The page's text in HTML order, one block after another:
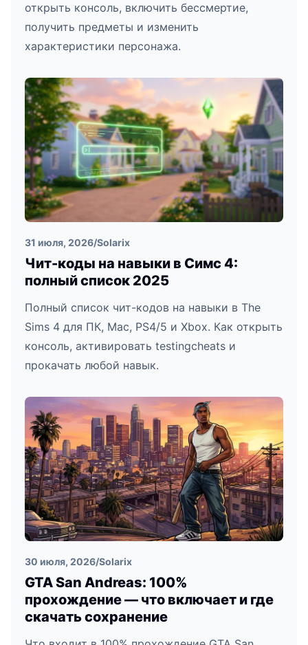
открыть консоль, включить бессмертие,
получить предметы и изменить
характеристики персонажа.
31 июля, 2026/Solarix
Чит-коды на навыки в Симс 4:
полный список 2025
Полный список чит-кодов на навыки в The
Sims 4 для ПК, Mac, PS4/5 и Xbox. Как открыть
консоль, активировать testingcheats и
прокачать любой навык.
30 июля, 2026/Solarix
GTA San Andreas: 100%
прохождение — что включает и где
скачать сохранение